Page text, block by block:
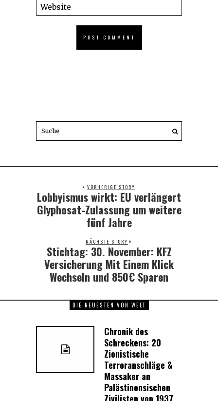
VORHERIGE STORY
Previous
Lobbyismus wirkt: EU verlängert
Glyphosat-Zulassung um weitere
fünf Jahre
NÄCHSTE STORY
Next
post:
Stichtag: 30. November: KFZ
Versicherung Mit Einem Klick
Wechseln und 850€ Sparen
DIE NEUESTEN VON WELT
Chronik des
Schreckens: 20
Zionistische
Terroranschläge &
Massaker an
Palästinensischen
Zivilisten von 1937